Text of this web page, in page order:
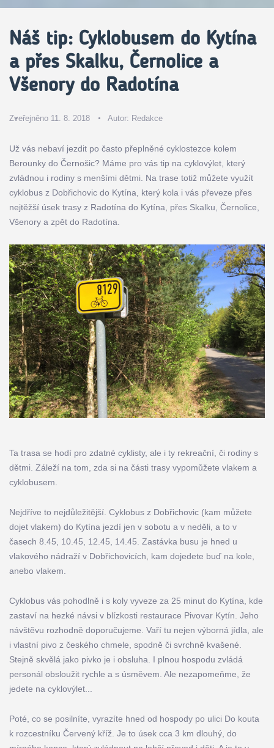
Náš tip: Cyklobusem do Kytína
a přes Skalku, Černolice a
Všenory do Radotína
Zveřejněno 11. 8. 2018 Autor: Redakce
Už vás nebaví jezdit po často přeplněné cyklostezce kolem
Berounky do Černošic? Máme pro vás tip na cyklovýlet, který
zvládnou i rodiny s menšími dětmi. Na trase totiž můžete využít
cyklobus z Dobřichovic do Kytína, který kola i vás převeze přes
nejtěžší úsek trasy z Radotína do Kytína, přes Skalku, Černolice,
Všenory a zpět do Radotína.
Ta trasa se hodí pro zdatné cyklisty, ale i ty rekreační, či rodiny s
dětmi. Záleží na tom, zda si na části trasy vypomůžete vlakem a
cyklobusem.
Nejdříve to nejdůležitější. Cyklobus z Dobřichovic (kam můžete
dojet vlakem) do Kytína jezdí jen v sobotu a v neděli, a to v
časech 8.45, 10.45, 12.45, 14.45. Zastávka busu je hned u
vlakového nádraží v Dobřichovicích, kam dojedete buď na kole,
anebo vlakem.
Cyklobus vás pohodlně i s koly vyveze za 25 minut do Kytína, kde
zastaví na hezké návsi v blízkosti restaurace Pivovar Kytín. Jeho
návštěvu rozhodně doporučujeme. Vaří tu nejen výborná jídla, ale
i vlastní pivo z českého chmele, spodně či svrchně kvašené.
Stejně skvělá jako pivko je i obsluha. I plnou hospodu zvládá
personál obsloužit rychle a s úsměvem. Ale nezapomeňme, že
jedete na cyklovýlet...
Poté, co se posilníte, vyrazíte hned od hospody po ulici Do kouta
k rozcestníku Červený kříž. Je to úsek cca 3 km dlouhý, do